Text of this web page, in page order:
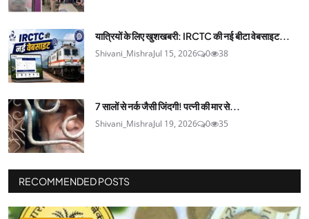
यात्रियों के लिए खुशखबरी: IRCTC की नई बीटा वेबसाइट...
Shivani_MishraJul 15, 2026 0 38
7 सालों से नर्क जैसी जिंदगी! पत्नी की मार से...
Shivani_MishraJul 19, 2026 0 35
RECOMMENDED POSTS